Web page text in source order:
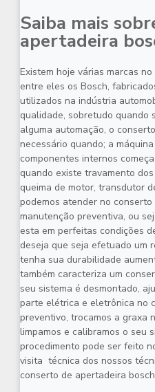
Saiba mais
apertadeira
Existem hoje várias marcas
entre eles os Bosch,
utilizados na indústria
qualidade, sobretudo quando
alguma automação, o
necessário quando; a
componentes internos
quando existe travamento
queima de motor, transdutor
podemos atender no
manutenção preventiva, ou
esta em perfeitas condições
deseja que seja efetuado um
tenha sua durabilidade
também caracteriza um
seu sistema é desmontado,
parte elétrica e eletrônica no
preventivo, trocamos a graxa
limpamos e calibramos o seu
procedimento pode ser feito
visita técnica dos nossos
conserto de apertadeira bosch